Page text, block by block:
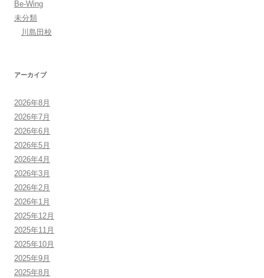
Be-Wing
未分類
川島田校
アーカイブ
2026年8月
2026年7月
2026年6月
2026年5月
2026年4月
2026年3月
2026年2月
2026年1月
2025年12月
2025年11月
2025年10月
2025年9月
2025年8月